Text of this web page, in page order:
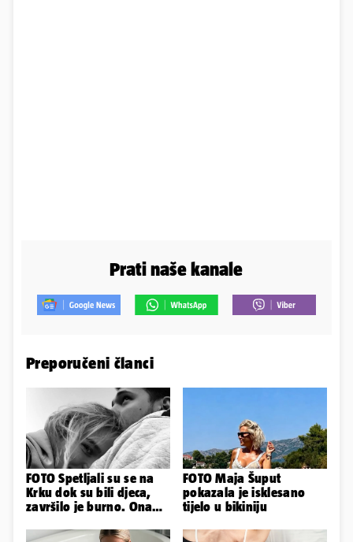
Prati naše kanale
Preporučeni članci
FOTO Spetljali su se na
Krku dok su bili djeca,
završilo je burno. Ona
FOTO Maja Šuput
pokazala je isklesano
tijelo u bikiniju